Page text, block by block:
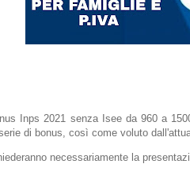
Inps 2021 senza Isee da 960 a
di bonus, così come voluto
necessariamente la